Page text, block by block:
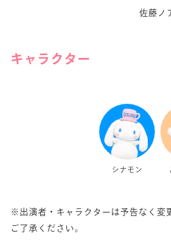
佐藤ノ
キャラクター
シナモン
※出演者・キャラクターは予告なく変
ご了承ください。